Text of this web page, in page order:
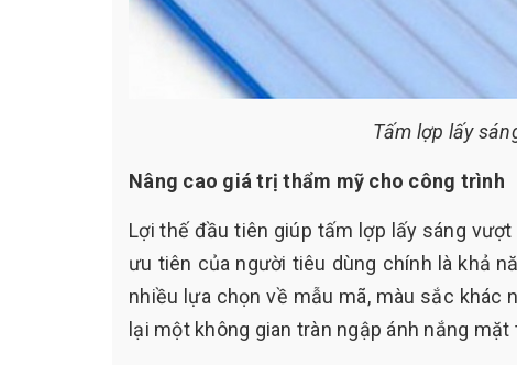
Tấm lợp lấy
Nâng cao giá trị thẩm mỹ cho công trình
Lợi thế đầu tiên giúp tấm lợp lấy sáng
ưu tiên của người tiêu dùng chính là khả
nhiều lựa chọn về mẫu mã, màu sắc khác
lại một không gian tràn ngập ánh nắng